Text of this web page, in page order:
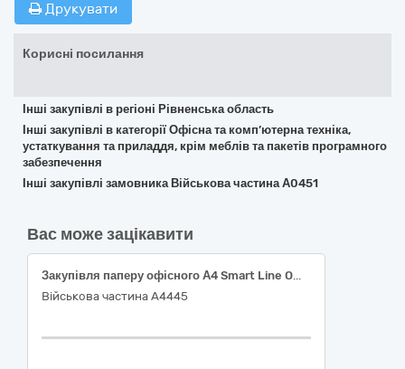
Друкувати
Корисні посилання
Інші закупівлі в регіоні Рівненська область
Інші закупівлі в категорії Офісна та комп’ютерна техніка,
устаткування та приладдя, крім меблів та пакетів програмного
забезпечення
Інші закупівлі замовника Військова частина А0451
Вас може зацікавити
Закупівля паперу офісного А4 Smart Line Office 500 арк, щ.80, клас С+
Військова частина А4445